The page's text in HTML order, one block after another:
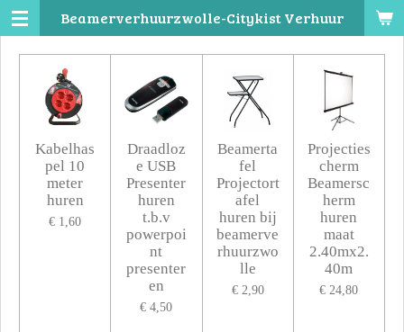
Ga
hoofdinhoud
Beamerverhuurzwolle-Citykist Verhuur
Kabelhas
pel 10
meter
huren
€ 1,60
Draadloz
e USB
Presenter
huren
t.b.v
powerpoi
nt
presenter
en
€ 4,50
Beamerta
fel
Projectort
afel
huren bij
beamerve
rhuurzwo
lle
€ 2,90
Projecties
cherm
Beamersc
herm
huren
maat
2.40mx2.
40m
€ 24,80